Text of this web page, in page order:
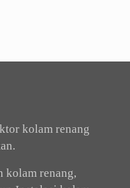
kolam renang
kolam renang,